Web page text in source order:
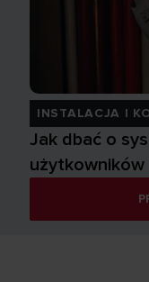
INSTALACJA I
Jak dbać o
użytkowników